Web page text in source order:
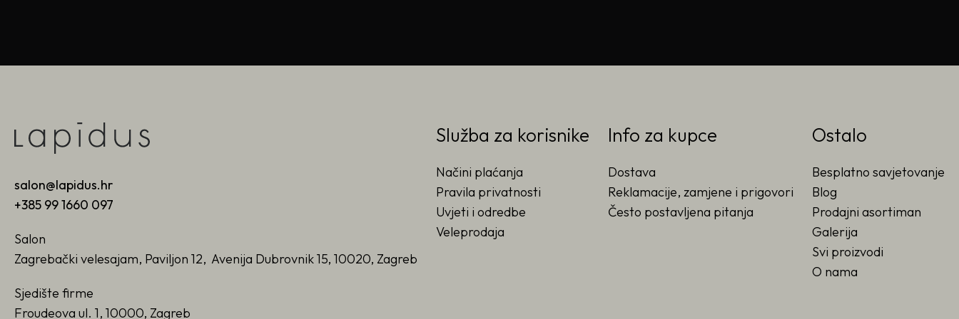
salon@lapidus.hr
+385 99 1660 097
Salon
Zagrebački velesajam, Paviljon 12, Avenija Dubrovnik 15, 10020, Zagreb
Sjedište firme
Froudeova ul. 1, 10000, Zagreb
Služba za korisnike
Načini plaćanja
Pravila privatnosti
Uvjeti i odredbe
Veleprodaja
Info za kupce
Dostava
Reklamacije, zamjene i prigovori
Često postavljena pitanja
Ostalo
Besplatno savjetovanje
Blog
Prodajni asortiman
Galerija
Svi proizvodi
O nama